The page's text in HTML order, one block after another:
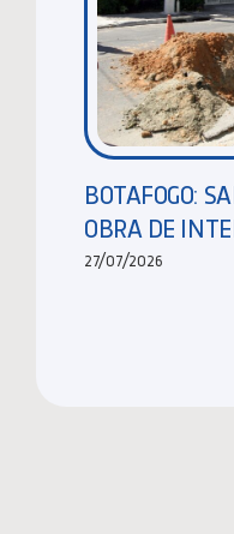
BOTAFOGO:
OBRA DE
27/07/2026